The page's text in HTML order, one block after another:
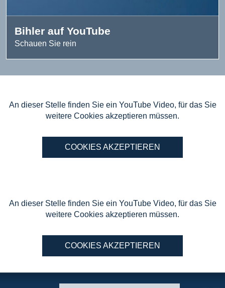
Bihler auf YouTube
Schauen Sie rein
An dieser Stelle finden Sie ein YouTube Video, für das Sie
weitere Cookies akzeptieren müssen.
COOKIES AKZEPTIEREN
An dieser Stelle finden Sie ein YouTube Video, für das Sie
weitere Cookies akzeptieren müssen.
COOKIES AKZEPTIEREN